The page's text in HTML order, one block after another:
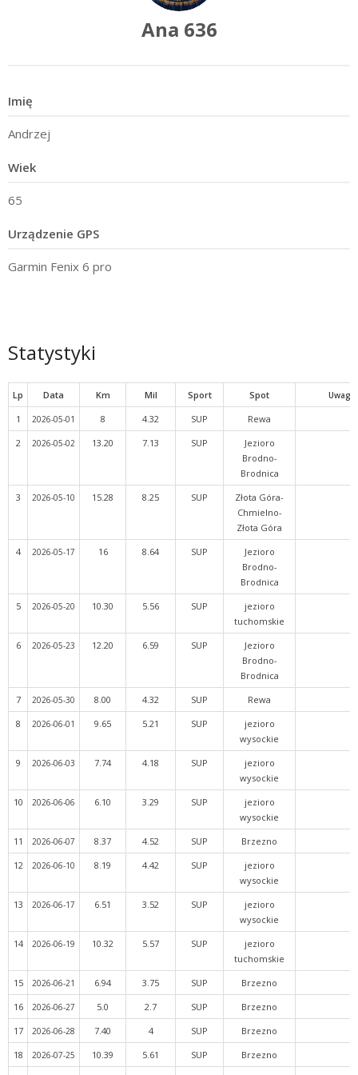
Ana 636
Imię
Andrzej
Wiek
65
Urządzenie GPS
Garmin Fenix 6 pro
Statystyki
Lp Data Km Mil Sport Spot Uwagi
1 2026-05-01 8 4.32 SUP
Rewa
2
2026-05-02 13.20 7.13 SUP
Jezioro
Brodno-
Brodnica
3
2026-05-10 15.28 8.25 SUP
Złota Góra-
Chmielno-
Złota Góra
4
2026-05-17 16 8.64 SUP
Jezioro
Brodno-
Brodnica
5
2026-05-20 10.30 5.56 SUP
jezioro
tuchomskie
6
2026-05-23 12.20 6.59 SUP
Jezioro
Brodno-
Brodnica
7
2026-05-30 8.00 4.32 SUP
Rewa
8
2026-06-01 9.65 5.21 SUP
jezioro
wysockie
9
2026-06-03 7.74 4.18 SUP
jezioro
wysockie
10
2026-06-06 6.10 3.29 SUP
jezioro
wysockie
11
2026-06-07 8.37 4.52 SUP
Brzezno
12
2026-06-10 8.19 4.42 SUP
jezioro
wysockie
13
2026-06-17 6.51 3.52 SUP
jezioro
wysockie
14
2026-06-19 10.32 5.57 SUP
jezioro
tuchomskie
15
2026-06-21 6.94 3.75 SUP
Brzezno
16
2026-06-27 5.0 2.7 SUP
Brzezno
17
2026-06-28 7.40 4 SUP
Brzezno
18
2026-07-25 10.39 5.61 SUP
Brzezno